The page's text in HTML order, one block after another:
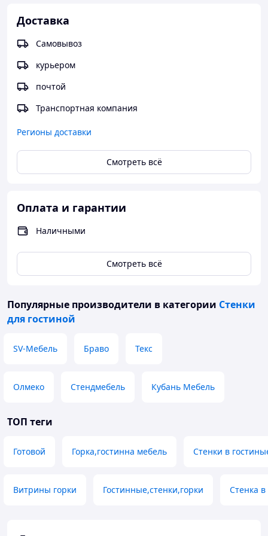
Доставка
Самовывоз
курьером
почтой
Транспортная компания
Регионы доставки
Смотреть всё
Оплата и гарантии
Наличными
Смотреть всё
Популярные производители в категории Стенки
для гостиной
SV-Мебель Браво Текс
Олмеко Стендмебель Кубань Мебель
ТОП теги
Готовой Горка,гостинна мебель Стенки в
Витрины горки Гостинные,стенки,горки Стенка